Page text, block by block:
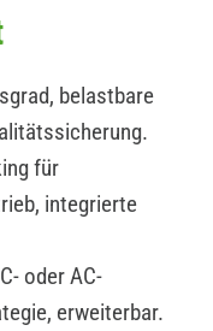
belastbare
für
integrierte
oder AC-
erweiterbar.